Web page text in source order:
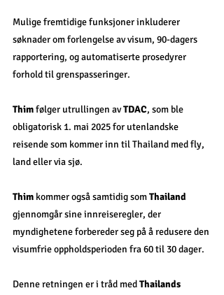
Mulige fremtidige funksjoner inkluderer
søknader om forlengelse av visum, 90-dagers
rapportering, og automatiserte prosedyrer
forhold til grenspasseringer.
Thim følger utrullingen av TDAC, som ble
obligatorisk 1. mai 2025 for utenlandske
reisende som kommer inn til Thailand med fly,
land eller via sjø.
Thim kommer også samtidig som Thailand
gjennomgår sine innreiseregler, der
myndighetene forbereder seg på å redusere den
visumfrie oppholdsperioden fra 60 til 30 dager.
Denne retningen er i tråd med Thailands